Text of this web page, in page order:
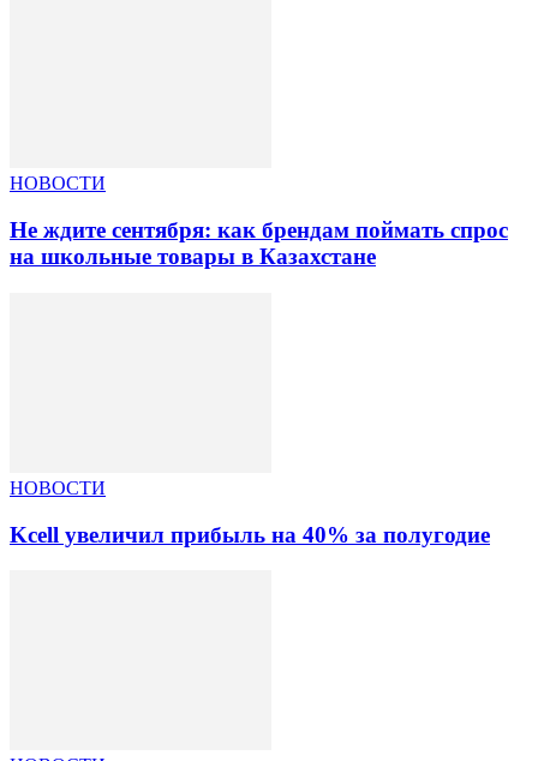
НОВОСТИ
Не ждите сентября: как брендам поймать спрос
на школьные товары в Казахстане
НОВОСТИ
Kcell увеличил прибыль на 40% за полугодие